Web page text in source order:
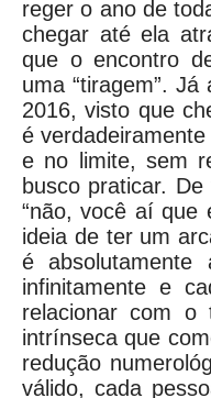
reger o ano de
chegar até ela
que o encontro
uma “tiragem”.
2016, visto que
é
e no limite, sem
busco praticar.
“não, você aí que
ideia de ter um
é absolutamente
infinitamente e
relacionar com o
intrínseca que
redução
válido, cada